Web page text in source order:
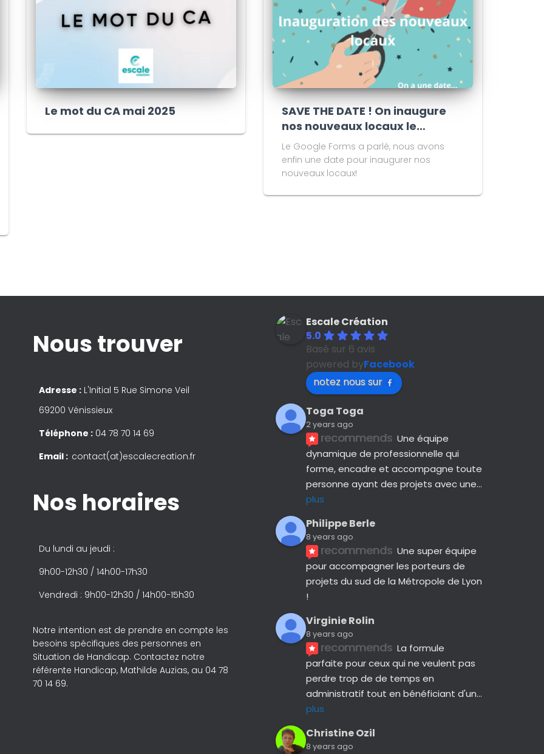
Le mot du CA mai 2025
SAVE THE DATE ! On inaugure
nos nouveaux locaux le…
Le Google Forms a parlé, nous avons
enfin une date pour inaugurer nos
nouveaux locaux!
Nous trouver
Adresse : L'Initial 5 Rue Simone Veil
69200 Vénissieux
Téléphone : 04 78 70 14 69
Email : contact(at)escalecreation.fr
Nos horaires
Du lundi au jeudi :
9h00-12h30 / 14h00-17h30
Vendredi : 9h00-12h30 / 14h00-15h30
Notre intention est de prendre en compte les
besoins spécifiques des personnes en
Situation de Handicap. Contactez notre
référente Handicap, Mathilde Auzias, au 04 78
70 14 69.
Escale Création
5.0
Basé sur 6 avis
powered byFacebook
notez nous sur
Toga Toga
2 years ago
recommends Une équipe
dynamique de professionnelle qui
forme, encadre et accompagne toute
personne ayant des projets avec une
plus
Philippe Berle
8 years ago
recommends Une super équipe
pour accompagner les porteurs de
projets du sud de la Métropole de Lyon
!
Virginie Rolin
8 years ago
recommends La formule
parfaite pour ceux qui ne veulent pas
perdre trop de de temps en
administratif tout en bénéficiant d'un
plus
Christine Ozil
8 years ago